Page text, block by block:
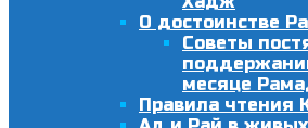
О достоинстве
Советы
месяце
Правила чтения